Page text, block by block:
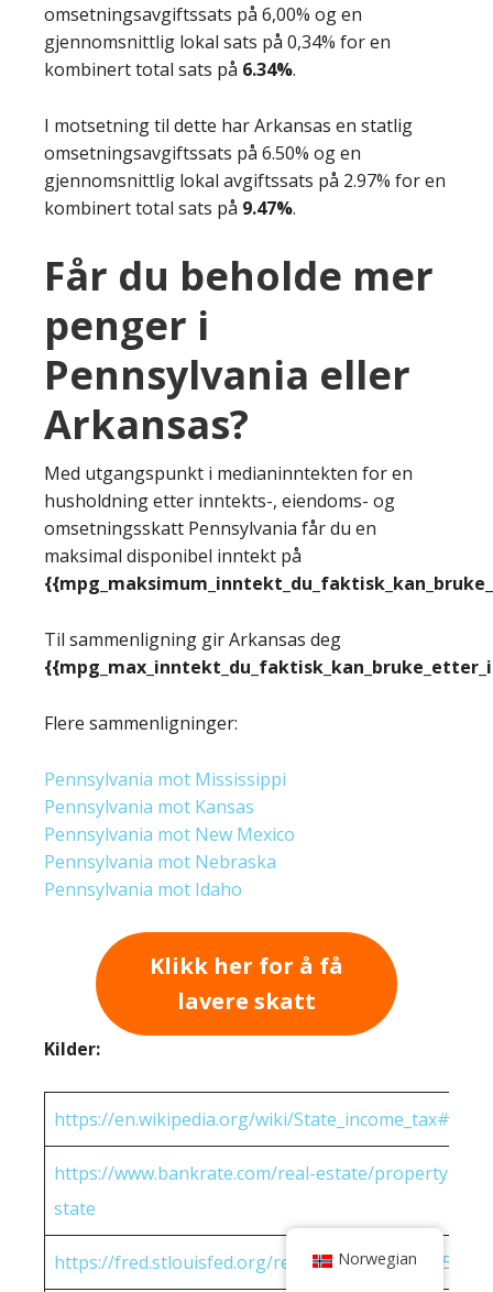
omsetningsavgiftssats på 6,00% og en
gjennomsnittlig lokal sats på 0,34% for en
kombinert total sats på 6.34%.
I motsetning til dette har Arkansas en statlig
omsetningsavgiftssats på 6.50% og en
gjennomsnittlig lokal avgiftssats på 2.97% for en
kombinert total sats på 9.47%.
Får du beholde mer
penger i
Pennsylvania eller
Arkansas?
Med utgangspunkt i medianinntekten for en
husholdning etter inntekts-, eiendoms- og
omsetningsskatt Pennsylvania får du en
maksimal disponibel inntekt på
Til sammenligning gir Arkansas deg
Flere sammenligninger:
Pennsylvania mot Mississippi
Pennsylvania mot Kansas
Pennsylvania mot New Mexico
Pennsylvania mot Nebraska
Pennsylvania mot Idaho
Klikk her for å få
lavere skatt
Kilder:
https://en.wikipedia.org/wiki/
https://www.bankrate.com/real-estate/property-
state
https://fred.stlouisfed.org/release/ Norwegian